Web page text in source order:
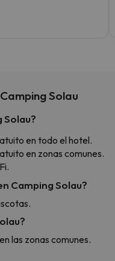
Solau
Solau?
en todo el hotel.
en zonas comunes.
Camping Solau?
las zonas comunes.